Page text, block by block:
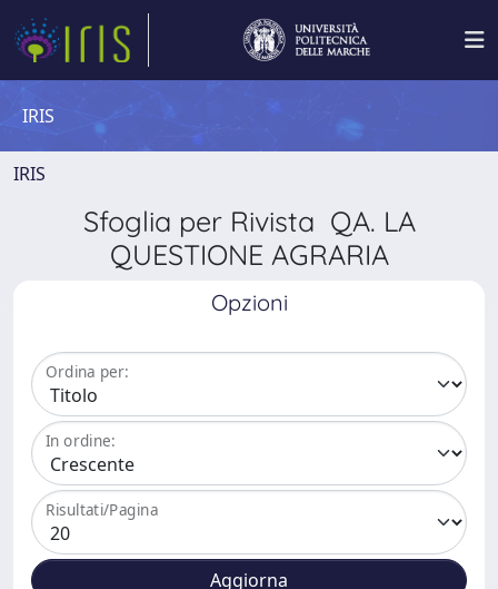
IRIS
IRIS
Sfoglia per Rivista QA. LA
QUESTIONE AGRARIA
Opzioni
Ordina per:
In ordine:
Risultati/Pagina